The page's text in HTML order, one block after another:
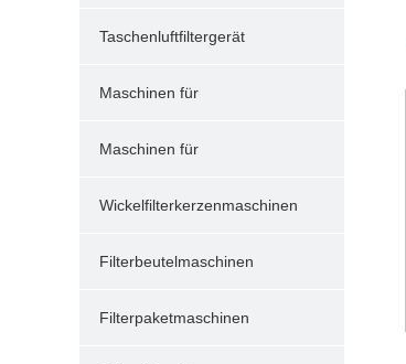
Taschenluftfiltergerät
Maschinen für
Staubfilterpatronen
Maschinen für
schmelzgeblasene Filter
Wickelfilterkerzenmaschinen
Filterbeutelmaschinen
Filterpaketmaschinen